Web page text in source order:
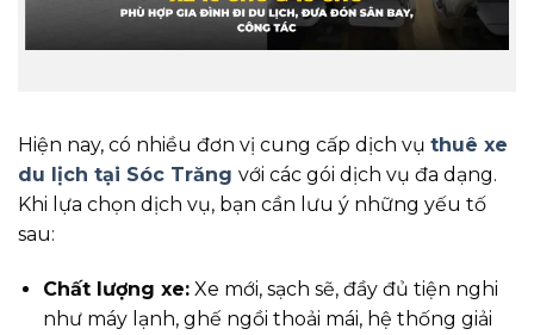
Hiện nay, có nhiều đơn vị cung cấp dịch vụ thuê xe
du lịch tại Sóc Trăng với các gói dịch vụ đa dạng.
Khi lựa chọn dịch vụ, bạn cần lưu ý những yếu tố
sau:
Chất lượng xe:Xe mới, sạch sẽ, đầy đủ tiện nghi
như máy lạnh, ghế ngồi thoải mái, hệ thống giải